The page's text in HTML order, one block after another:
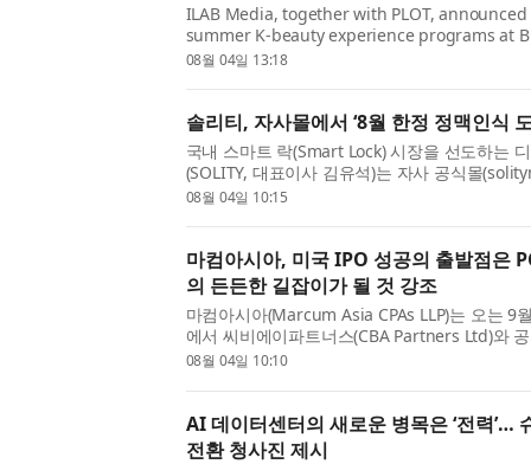
ILAB Media, together with PLOT,
summer K-beauty experience programs at
space located in Dongdaemun Design
08월 04일 13:18
솔리티, 자사몰에서 ‘8월 한정 정맥인식
국내 스마트 락(Smart Lock) 시장을 선도하는
(SOLITY, 대표이사 김유석)는 자사 공식몰
식 도어락 라인업 2종을 대상으로 ‘8월 한정 정
08월 04일 10:15
마컴아시아, 미국 IPO 성공의 출발점은
의 든든한 길잡이가 될 것 강조
마컴아시아(Marcum Asia CPAs LLP)는 오는 9
에서 씨비에이파트너스(CBA Partners Ltd)와
나 2026(GoIPO Nasdaq Seminar 2026)’을 앞
08월 04일 10:10
AI 데이터센터의 새로운 병목은 ‘전력’…
전환 청사진 제시